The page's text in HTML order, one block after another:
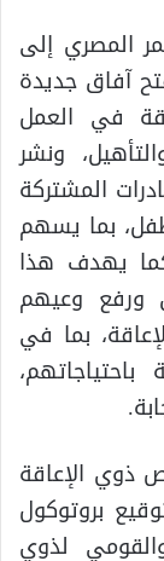
المصري إلى
آفاق جديدة
في العمل
ونشر
المشتركة
بما يسهم
يهدف هذا
ورفع وعيهم
بما في